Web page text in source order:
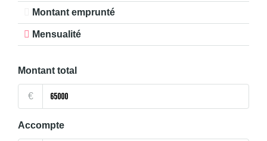
Montant emprunté
Mensualité
Montant total
€
Accompte